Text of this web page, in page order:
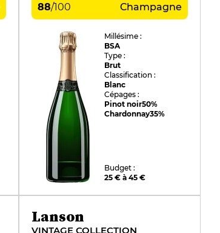
88/100 Champagne
Millésime :
BSA
Type :
Brut
Classification :
Blanc
Cépages :
Pinot noir50%
Chardonnay35%
Budget :
25 € à 45 €
Lanson
VINTAGE COLLECTION